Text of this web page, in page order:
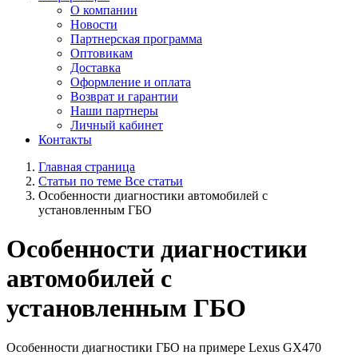
О компании
Новости
Партнерская программа
Оптовикам
Доставка
Оформление и оплата
Возврат и гарантии
Наши партнеры
Личный кабинет
Контакты
Главная страница
Статьи по теме Все статьи
Особенности диагностики автомобилей с
установленным ГБО
Особенности диагностики
автомобилей с
установленным ГБО
Особенности диагностики ГБО на примере Lexus GX470